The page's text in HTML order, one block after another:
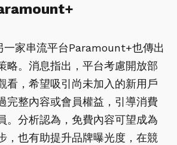
一家串流平台Paramount+也傳出
略。消息指出，平台考慮開放部
看，希望吸引尚未加入的新用戶
完整內容或會員權益，引導消費
。分析認為，免費內容可望成為
，也有助提升品牌曝光度，在競